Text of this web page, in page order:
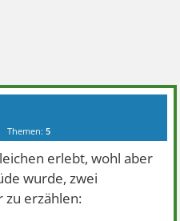
Themen:5
erlebt, wohl aber
wurde, zwei
zu erzählen: